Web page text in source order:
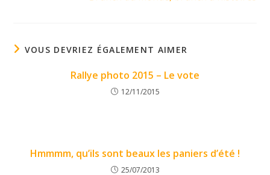
VOUS DEVRIEZ ÉGALEMENT AIMER
Rallye photo 2015 – Le vote
12/11/2015
Hmmmm, qu’ils sont beaux les paniers d’été !
25/07/2013